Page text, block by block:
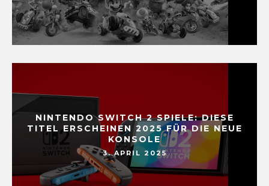
NINTENDO SWITCH 2 SPIELE: DIESE
TITEL ERSCHEINEN 2025 FÜR DIE NEUE
KONSOLE
3. APRIL 2025